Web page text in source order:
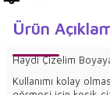
Ürün
Haydi Çizelim
Kullanımı kolay